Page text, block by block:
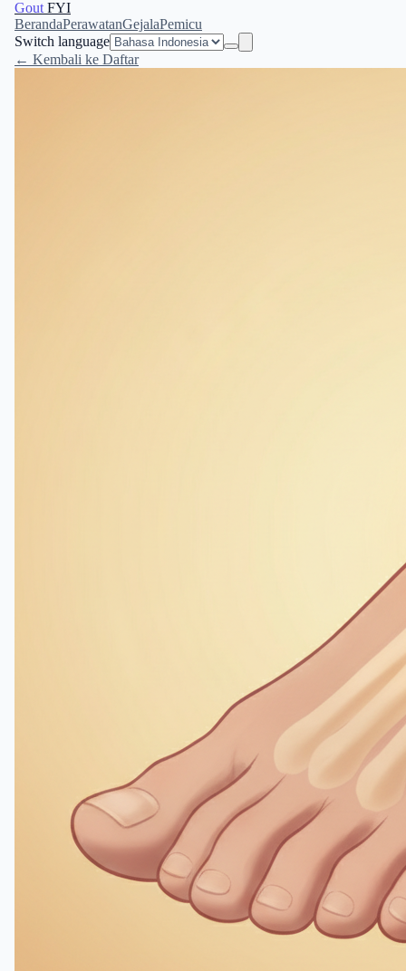
Gout FYI
BerandaPerawatanGejalaPemicu
Switch language
← Kembali ke Daftar